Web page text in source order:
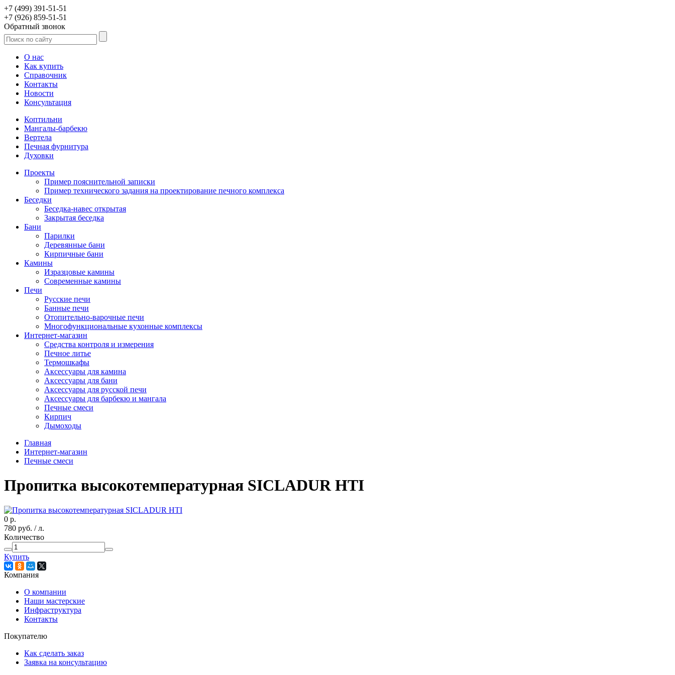
+7 (499) 391-51-51
+7 (926) 859-51-51
Обратный звонок
О нас
Как купить
Справочник
Контакты
Новости
Консультация
Коптильни
Мангалы-барбекю
Вертела
Печная фурнитура
Духовки
Проекты
Пример пояснительной записки
Пример технического задания на проектирование печного комплекса
Беседки
Беседка-навес открытая
Закрытая беседка
Бани
Парилки
Деревянные бани
Кирпичные бани
Камины
Изразцовые камины
Современные камины
Печи
Русские печи
Банные печи
Отопительно-варочные печи
Многофункциональные кухонные комплексы
Интернет-магазин
Средства контроля и измерения
Печное литье
Термошкафы
Аксессуары для камина
Аксессуары для бани
Аксессуары для русской печи
Аксессуары для барбекю и мангала
Печные смеси
Кирпич
Дымоходы
Главная
Интернет-магазин
Печные смеси
Пропитка высокотемпературная SICLADUR HTI
0 р.
780 руб. / л.
Количество
Купить
Компания
О компании
Наши мастерские
Инфраструктура
Контакты
Покупателю
Как сделать заказ
Заявка на консультацию